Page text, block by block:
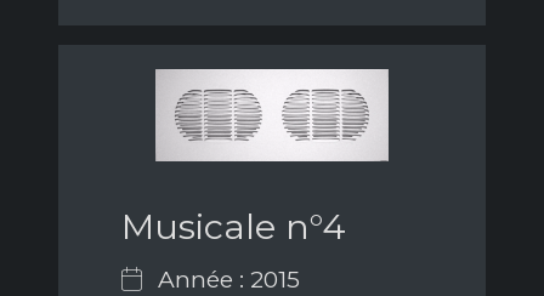
Musicale n°4
Année : 2015